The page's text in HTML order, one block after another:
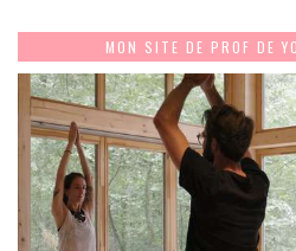
MON SITE DE PROF DE